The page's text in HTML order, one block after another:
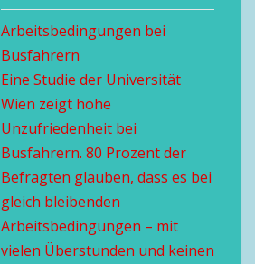
Arbeitsbedingungen bei
Busfahrern
Eine Studie der Universität
Wien zeigt hohe
Unzufriedenheit bei
Busfahrern. 80 Prozent der
Befragten glauben, dass es bei
gleich bleibenden
Arbeitsbedingungen – mit
vielen Überstunden und keinen